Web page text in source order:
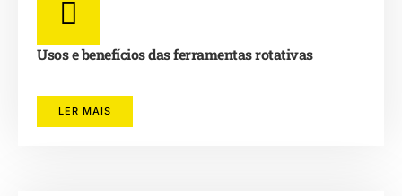
Usos e benefícios das ferramentas rotativas
LER MAIS